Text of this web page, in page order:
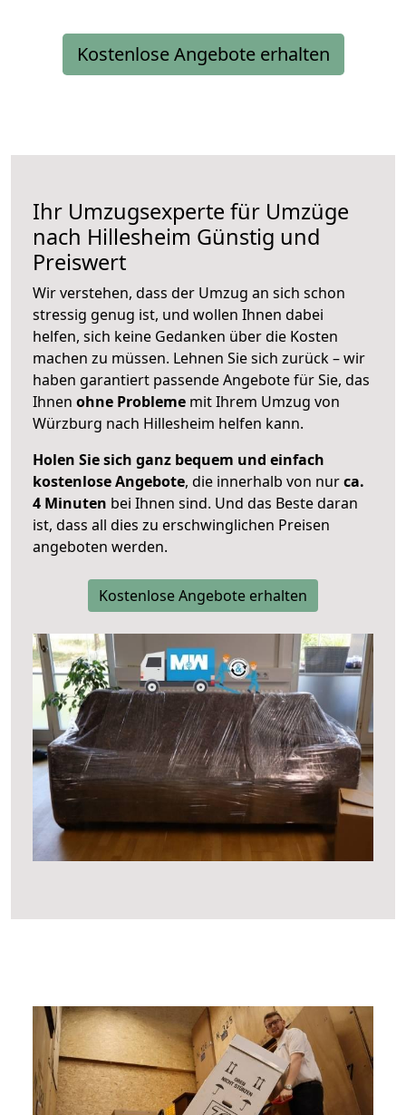
Kostenlose Angebote erhalten
Ihr Umzugsexperte für Umzüge
nach Hillesheim Günstig und
Preiswert
Wir verstehen, dass der Umzug an sich schon
stressig genug ist, und wollen Ihnen dabei
helfen, sich keine Gedanken über die Kosten
machen zu müssen. Lehnen Sie sich zurück – wir
haben garantiert passende Angebote für Sie, das
Ihnen ohne Probleme mit Ihrem Umzug von
Würzburg nach Hillesheim helfen kann.
Holen Sie sich ganz bequem und einfach
kostenlose Angebote, die innerhalb von nurca.
4 Minuten bei Ihnen sind. Und das Beste daran
ist, dass all dies zu erschwinglichen Preisen
angeboten werden.
Kostenlose Angebote erhalten